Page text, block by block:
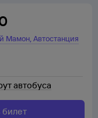
Мамон,Автостанция
автобуса
билет